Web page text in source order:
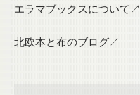
エラマブックスについて↗
北欧本と布のブログ↗